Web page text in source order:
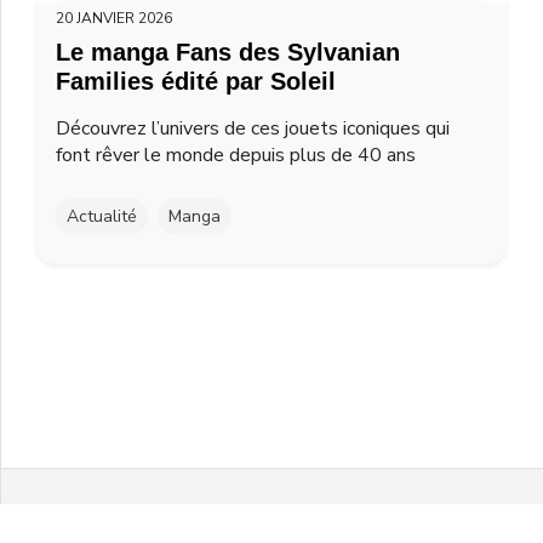
20 JANVIER 2026
Le manga Fans des Sylvanian
Families édité par Soleil
Découvrez l’univers de ces jouets iconiques qui
font rêver le monde depuis plus de 40 ans
Actualité Manga